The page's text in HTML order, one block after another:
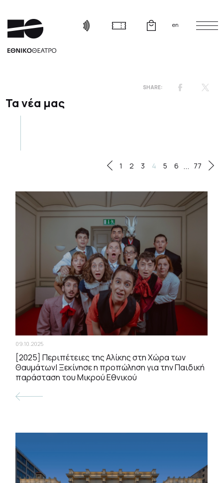
en
Τα νέα μας
1 2 3 4 5 6 ... 77
09.10.2025
[2025] Περιπέτειες της Αλίκης στη Χώρα των
Θαυμάτων| Ξεκίνησε η προπώληση για την Παιδική
παράσταση του Μικρού Εθνικού